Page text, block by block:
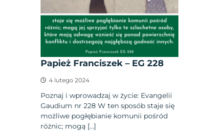
Papież Franciszek – EG 228
4 lutego 2024
Poznaj i wprowadzaj w życie: Evangelii
Gaudium nr 228 W ten sposób staje się
możliwe pogłębianie komunii pośród
różnic; mogą […]